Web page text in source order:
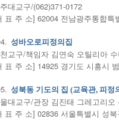
대교구/(062)371-0172
표 주 소] 62004 전남광주통합
성바오로피정의집
교구/책임자 김연숙 오틸리아
표 주 소] 14925 경기도 시흥시
성북동 기도의 집 (교육관, 피정
대교구/관장 김진태 그레고리오
표 주 소] 02836 서울특별시 성